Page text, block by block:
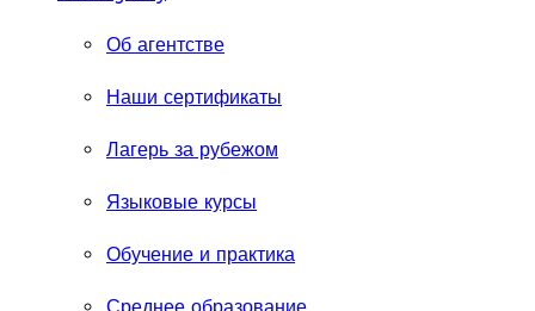
Об агентстве
Наши сертификаты
Лагерь за рубежом
Языковые курсы
Обучение и практика